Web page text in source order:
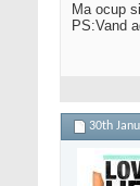
Ma ocup
PS:Vand
30th